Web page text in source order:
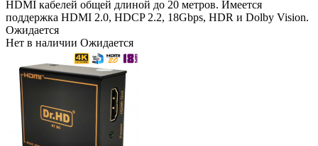
HDMI кабелей общей длиной до 20 метров. Имеется
поддержка HDMI 2.0, HDCP 2.2, 18Gbps, HDR и Dolby Vision.
Ожидается
Нет в наличии Ожидается